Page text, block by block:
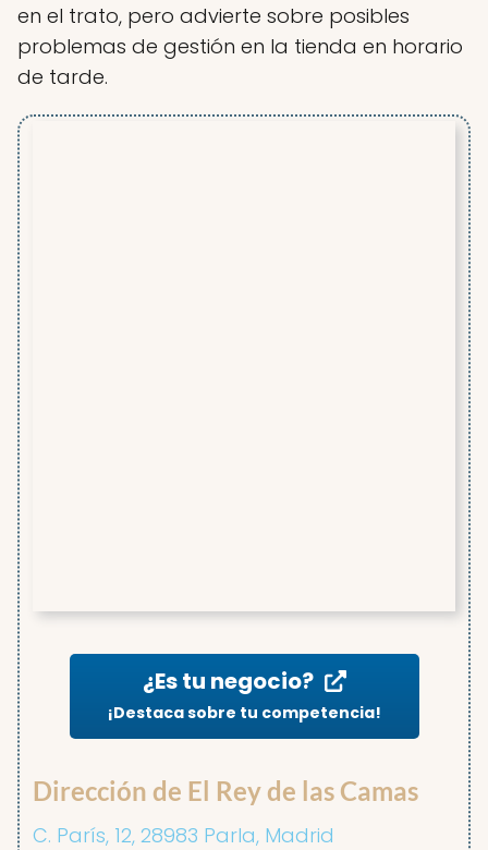
en el trato, pero advierte sobre posibles
problemas de gestión en la tienda en horario
de tarde.
¿Es tu negocio?
¡Destaca sobre tu competencia!
Dirección de El Rey de las Camas
C. París, 12, 28983 Parla, Madrid